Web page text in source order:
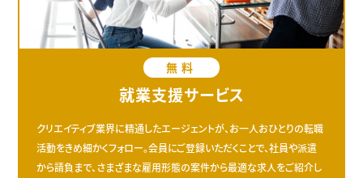
無料
就業支援サービス
クリエイティブ業界に精通したエージェントが、お一人おひとりの転職
活動をきめ細かくフォロー。会員にご登録いただくことで、社員や派遣
から請負まで、さまざまな雇用形態の案件から最適な求人をご紹介し